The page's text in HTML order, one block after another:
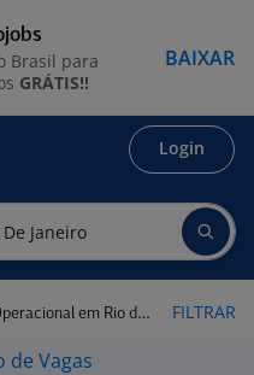
Login
em Rio de Janeiro FILTRAR
de Vagas
Brasil para
GRÁTIS!!
BAIXAR